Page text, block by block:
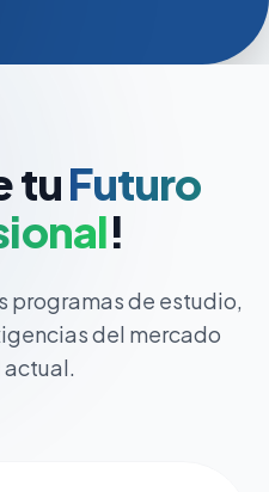
tuFuturo
!
programas de estudio,
del mercado